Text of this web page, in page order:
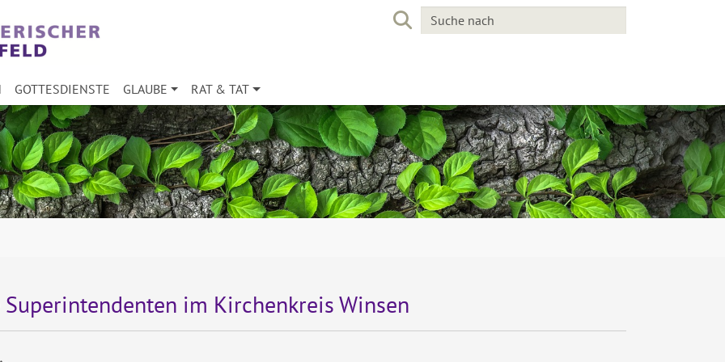
GOTTESDIENSTE GLAUBE RAT & TAT
im Kirchenkreis Winsen